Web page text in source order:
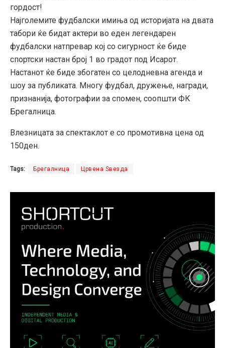
гордост!
Најголемите фудбалски имиња од историјата на двата
табори ќе бидат актери во еден легендарен
фудбалски натпревар кој со сигурност ќе биде
спортски настан број 1 во градот под Исарот.
Настанот ќе биде збогатен со целодневна агенда и
шоу за публиката. Многу фудбал, дружење, награди,
признанија, фотографии за спомен, соопшти ФК
Брегалница.
Влезницата за спектаклот е со промотивна цена од
150ден.
Tags: Брегалница Црвена Ѕвезда